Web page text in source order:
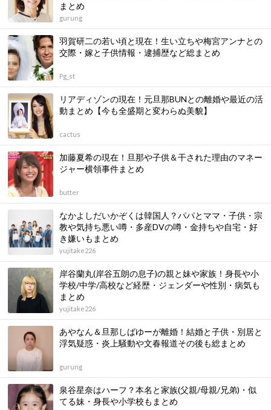
まとめ
gurung
羽賀研二の若い頃と現在！生い立ちや梅宮アンナとの
交際・嫁と子供情報・逮捕歴など総まとめ
Pg_st
リアディゾンの現在！元旦那BUNとの離婚や最近の活
動まとめ【今も全盛期と変わらぬ美貌】
cactus
加藤夏希の現在！旦那や子供＆干された理由のマネー
ジャー横領事件まとめ
butter
なかよしだいかぞくは韓国人？パパとママ・子供・宗
教や気持ち悪い噂・多産DVの噂・金持ちや自宅・好
き嫌いもまとめ
yujitake226
岸谷蘭丸(岸谷五朗の息子)の親と妹や家族！身長や小
学校/中学/高校など経歴・ジェンダーや性別・病気も
まとめ
yujitake226
あやなん＆旦那しばゆーが離婚！結婚と子供・別居と
浮気疑惑・炎上騒動や文春報道その後も総まとめ
gurung
泉谷星奈はハーフ？本名と家族(父親/母親/兄弟)・似
てる妹・身長や小学校もまとめ